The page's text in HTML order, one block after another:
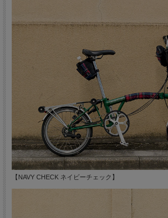
【NAVY CHECK ネイビーチェック】